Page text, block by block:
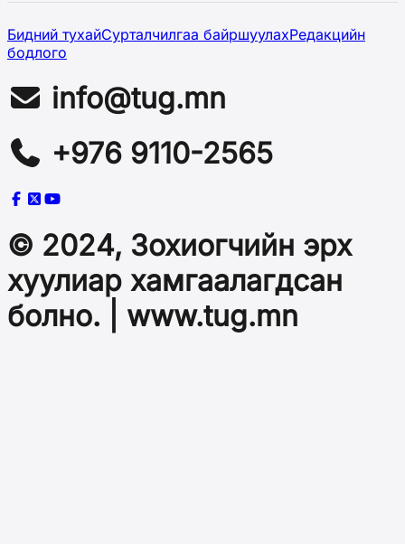
Бидний тухайСурталчилгаа байршуулахРедакцийн
бодлого
info@tug.mn
+976 9110-2565
© 2024, Зохиогчийн эрх
хуулиар хамгаалагдсан
болно. | www.tug.mn